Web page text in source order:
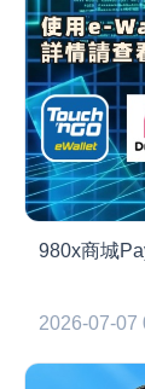
980x商城
2026-07-07